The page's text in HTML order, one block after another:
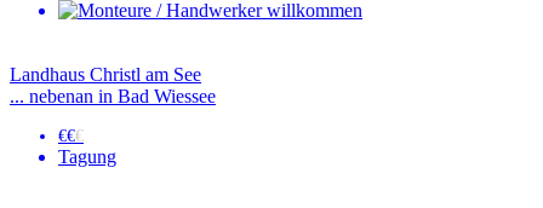
Landhaus Christl am See
... nebenan in Bad Wiessee
€€€
Tagung